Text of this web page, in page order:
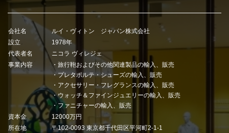
会社名
ルイ・ヴィトン ジャパン株式会社
設立
1978年
代表者名
ニコラ ヴィレジェ
事業内容
・旅⾏鞄およびその他関連製品の輸⼊、販売
・プレタポルテ・シューズの輸⼊、販売
・アクセサリー・フレグランスの輸⼊、販売
・ウォッチ＆ファインジュエリーの輸⼊、販売
・ファニチャーの輸入、販売
資本金
12000万円
所在地
〒102-0093 東京都千代田区平河町2-1-1